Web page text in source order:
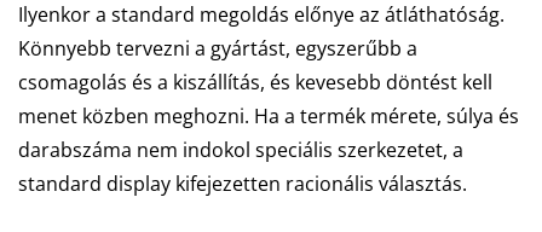
Ilyenkor a standard megoldás előnye az átláthatóság.
Könnyebb tervezni a gyártást, egyszerűbb a
csomagolás és a kiszállítás, és kevesebb döntést kell
menet közben meghozni. Ha a termék mérete, súlya és
darabszáma nem indokol speciális szerkezetet, a
standard display kifejezetten racionális választás.